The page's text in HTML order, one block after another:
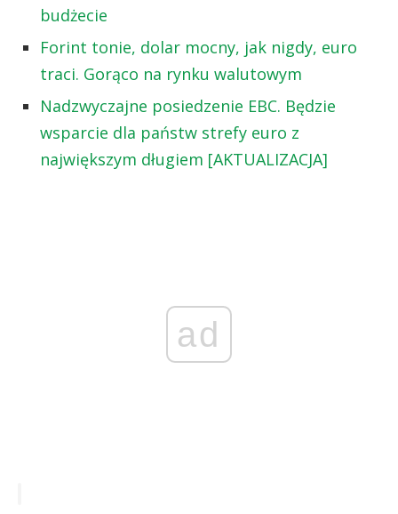
budżecie
Forint tonie, dolar mocny, jak nigdy, euro
traci. Gorąco na rynku walutowym
Nadzwyczajne posiedzenie EBC. Będzie
wsparcie dla państw strefy euro z
największym długiem [AKTUALIZACJA]
ad